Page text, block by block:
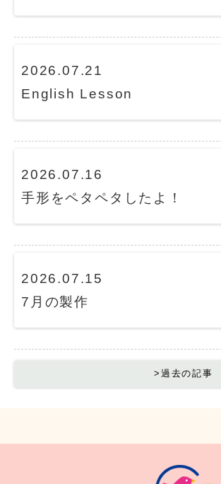
2026.07.21
English Lesson
2026.07.16
手形をペタペタしたよ！
2026.07.15
7月の製作
>過去の記事